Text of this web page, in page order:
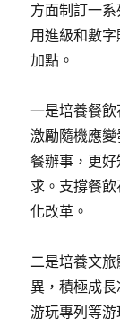
方面制訂一
用進級和數
加點。
一是培養餐
激勵隨機應
餐辦事，更
求。支撐餐
化改革。
二是培養文
異，積極成
游玩專列等